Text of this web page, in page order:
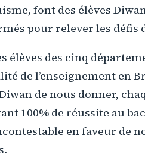
font des élèves
pour relever les défis
élèves des cinq
de l’enseignement en
de nous donner,
100% de réussite au
en faveur de